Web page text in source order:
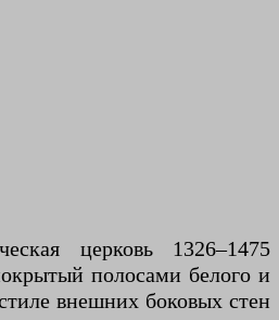
церковь 1326–1475
полосами белого и
внешних боковых стен